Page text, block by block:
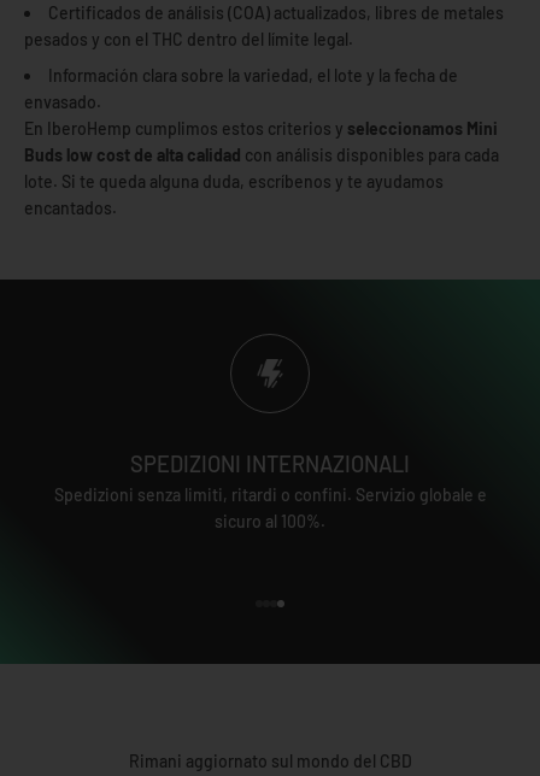
Certificados de análisis (COA) actualizados, libres de metales
pesados y con el THC dentro del límite legal.
Información clara sobre la variedad, el lote y la fecha de
envasado.
En IberoHemp cumplimos estos criterios y seleccionamos Mini
Buds low cost de alta calidad con análisis disponibles para cada
lote. Si te queda alguna duda, escríbenos y te ayudamos
encantados.
IN SOLE 24-48 ORE
delle Baleari. Spedizione dal lunedì al
14:00. Durante l'orario estivo, la spedizione è
Fino a 7
Rimani aggiornato sul mondo del CBD